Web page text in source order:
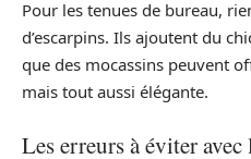
Pour les tenues de bureau,
d’escarpins. Ils ajoutent du
que des mocassins peuvent
mais tout aussi élégante.
Les erreurs à éviter